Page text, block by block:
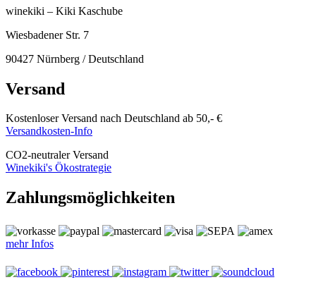
winekiki – Kiki Kaschube
Wiesbadener Str. 7
90427 Nürnberg / Deutschland
Versand
Kostenloser Versand nach Deutschland ab 50,- €
Versandkosten-Info
CO2-neutraler Versand
Winekiki's Ökostrategie
Zahlungsmöglichkeiten
mehr Infos